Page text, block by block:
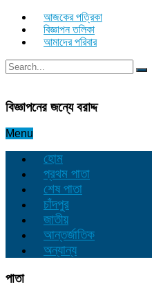
আজকের পত্রিকা
বিজ্ঞাপন তলিকা
আমাদের পরিবার
বিজ্ঞাপনের জন্যে বরাদ্দ
Menu
হোম
প্রথম পাতা
শেষ পাতা
চাঁদপুর
জাতীয়
আন্তর্জাতিক
অন্যান্য
পাতা